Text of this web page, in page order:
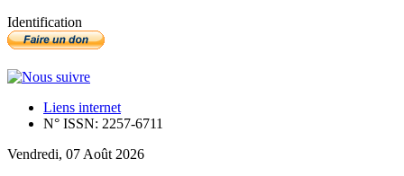
Identification
Liens internet
N° ISSN: 2257-6711
Vendredi, 07 Août 2026